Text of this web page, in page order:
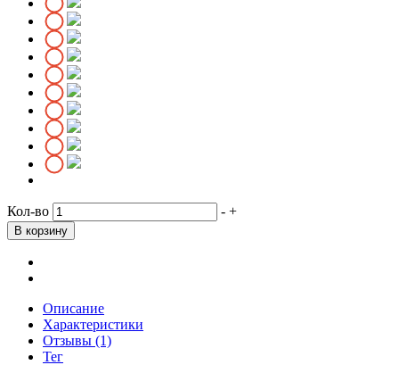
Кол-во - +
Описание
Характеристики
Отзывы (1)
Тег